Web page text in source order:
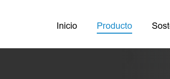
Inicio Producto